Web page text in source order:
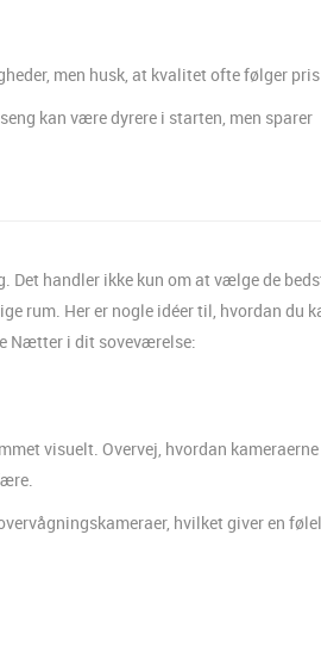
men husk, at kvalitet ofte følger
kan være dyrere i starten, men sparer
Det handler ikke kun om at vælge de
rum. Her er nogle idéer til, hvordan du
Nætter i dit soveværelse:
visuelt. Overvej, hvordan
hvilket giver en